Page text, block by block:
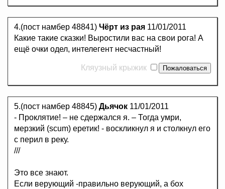
4.(пост намбер 48841) Чёрт из рая 11/01/2011
Какие такие сказки! Выростили вас на свои рога! А
ещё очки одел, интелегент несчастный!
Кляузный крыжик
5.(пост намбер 48845) Дьячок 11/01/2011
- Проклятие! – не сдержался я. – Тогда умри,
мерзкий (scum) еретик! - воскликнул я и столкнул его
с перил в реку.
///
Это все знают.
Если верующий -правильно верующий, а бох